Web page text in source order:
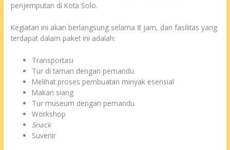
penjemputan di Kota Solo.
Kegiatan ini akan berlangsung selama 8 jam, dan fasilitas yang
terdapat dalam paket ini adalah:
Transportasi
Tur di taman dengan pemandu
Melihat proses pembuatan minyak esensial
Makan siang
Tur museum dengan pemandu
Workshop
Snack
Suvenir